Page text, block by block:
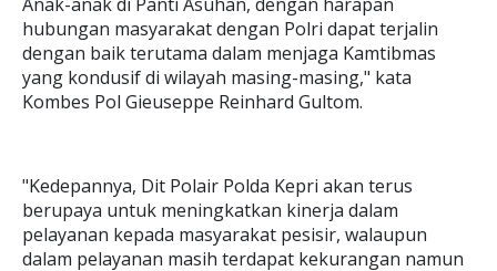
hubungan masyarakat dengan Polri dapat terjalin
dengan baik terutama dalam menjaga Kamtibmas
yang kondusif di wilayah masing-masing," kata
Kombes Pol Gieuseppe Reinhard Gultom.
"Kedepannya, Dit Polair Polda Kepri akan terus
berupaya untuk meningkatkan kinerja dalam
pelayanan kepada masyarakat pesisir, walaupun
dalam pelayanan masih terdapat kekurangan namun